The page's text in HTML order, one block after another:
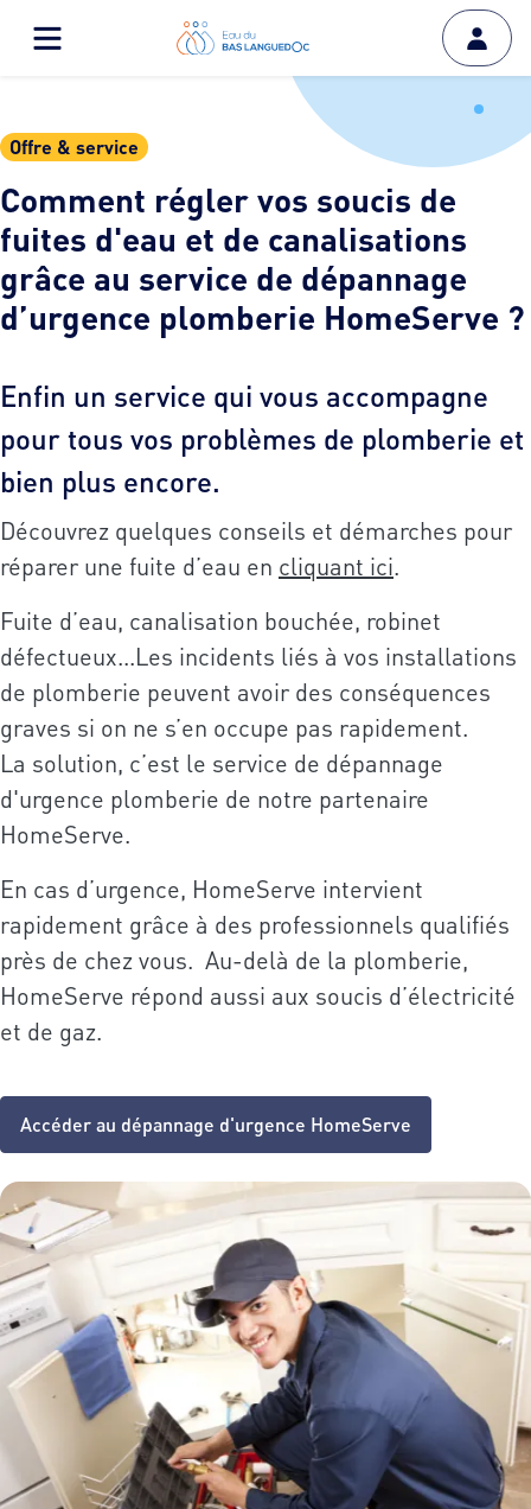
Offre & service
Comment régler vos soucis de
fuites d'eau et de canalisations
grâce au service de dépannage
d’urgence plomberie HomeServe ?
Enfin un service qui vous accompagne
pour tous vos problèmes de plomberie et
bien plus encore.
Découvrez quelques conseils et démarches pour
réparer une fuite d’eau en cliquant ici.
Fuite d’eau, canalisation bouchée, robinet
défectueux...Les incidents liés à vos installations
de plomberie peuvent avoir des conséquences
graves si on ne s’en occupe pas rapidement.
La solution, c’est le service de dépannage
d'urgence plomberie de notre partenaire
HomeServe.
En cas d’urgence, HomeServe intervient
rapidement grâce à des professionnels qualifiés
près de chez vous. Au-delà de la plomberie,
HomeServe répond aussi aux soucis d’électricité
et de gaz.
Accéder au dépannage d'urgence HomeServe